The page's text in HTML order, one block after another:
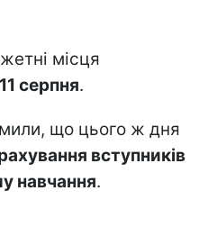
місця
серпня.
що цього ж дня
вступників
навчання.